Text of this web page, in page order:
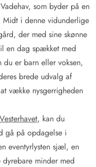
som byder på en
Midt i denne vidunderlige
der med sine skønne
en dag spækket med
du er barn eller voksen,
brede udvalg af
vække nysgerrigheden
, kan du
gå på opdagelse i
eventyrlysten sjæl, en
minder med